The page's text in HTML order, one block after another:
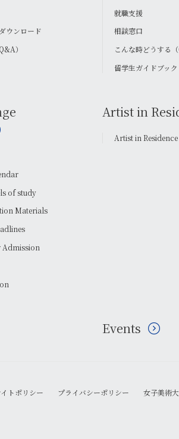
ウンロード
）
就職支援
相談窓口
こんな時どうする（
留学生ガイドブック
of study
Materials
Artist in
Artist in Residence
Events
トポリシー プライバシーポリシー 女子美術